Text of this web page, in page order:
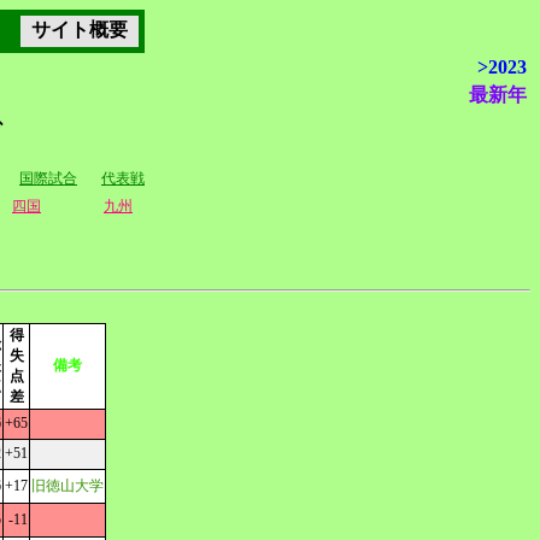
サイト概要
>2023
最新年
国際試合
代表戦
四国 九州
得
失
点
差
備考
+65
+51
+17 旧徳山大学
-11